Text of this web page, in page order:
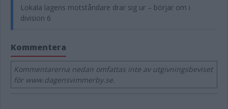
Lokala lagens motståndare drar sig ur – börjar om i
division 6
Kommentera
Kommentarerna nedan omfattas inte av utgivningsbeviset
för www.dagensvimmerby.se.